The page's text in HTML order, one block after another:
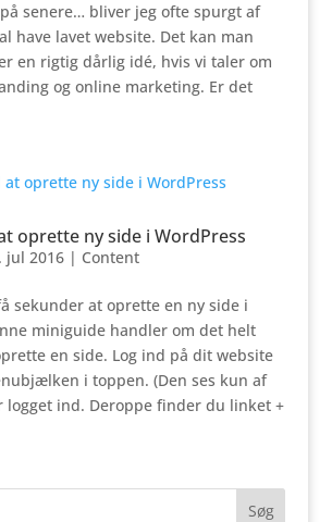
senere… bliver jeg ofte spurgt af
have lavet website. Det kan man
en rigtig dårlig idé, hvis vi taler om
og online marketing. Er det
oprette ny side i WordPress
jul 2016| Content
sekunder at oprette en ny side i
miniguide handler om det helt
en side. Log ind på dit website
i toppen. (Den ses kun af
logget ind. Deroppe finder du linket +